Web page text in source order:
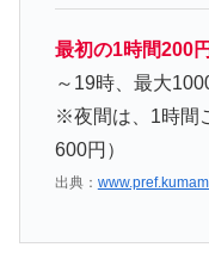
最初の1時間200
～19時、最大
※夜間は、1時間
600円）
出典：